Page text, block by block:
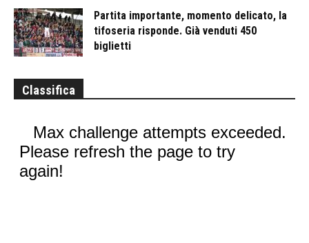
Partita importante, momento delicato, la
tifoseria risponde. Già venduti 450
biglietti
Classifica